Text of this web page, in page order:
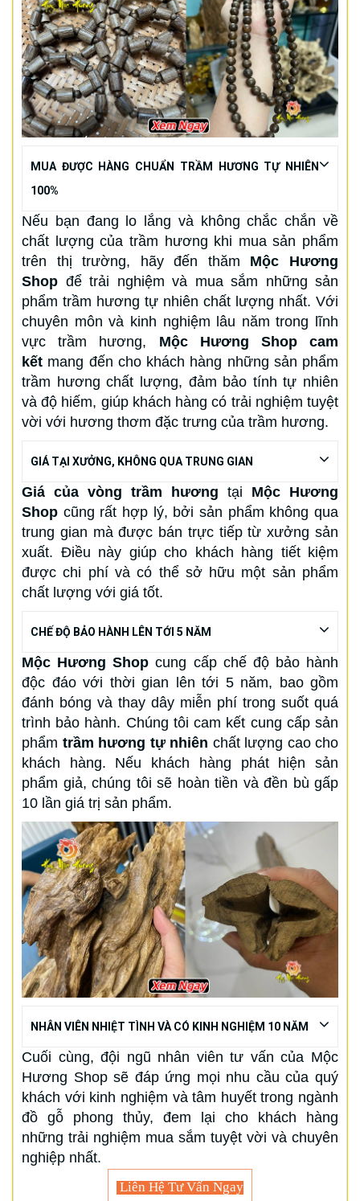
MUA ĐƯỢC HÀNG CHUẨN TRẦM HƯƠNG TỰ NHIÊN
100%
Nếu bạn đang lo lắng và không chắc chắn về
chất lượng của trầm hương khi mua sản phẩm
trên thị trường, hãy đến thăm Mộc Hương
Shop để trải nghiệm và mua sắm những sản
phẩm trầm hương tự nhiên chất lượng nhất. Với
chuyên môn và kinh nghiệm lâu năm trong lĩnh
vực trầm hương, Mộc Hương Shop cam
kết mang đến cho khách hàng những sản phẩm
trầm hương chất lượng, đảm bảo tính tự nhiên
và độ hiếm, giúp khách hàng có trải nghiệm tuyệt
vời với hương thơm đặc trưng của trầm hương.
GIÁ TẠI XƯỞNG, KHÔNG QUA TRUNG GIAN
Giá của vòng trầm hương tại Mộc Hương
Shop cũng rất hợp lý, bởi sản phẩm không qua
trung gian mà được bán trực tiếp từ xưởng sản
xuất. Điều này giúp cho khách hàng tiết kiệm
được chi phí và có thể sở hữu một sản phẩm
chất lượng với giá tốt.
CHẾ ĐỘ BẢO HÀNH LÊN TỚI 5 NĂM
Mộc Hương Shopcung cấp chế độ bảo hành
độc đáo với thời gian lên tới 5 năm, bao gồm
đánh bóng và thay dây miễn phí trong suốt quá
trình bảo hành. Chúng tôi cam kết cung cấp sản
phẩm trầm hương tự nhiên chất lượng cao cho
khách hàng. Nếu khách hàng phát hiện sản
phẩm giả, chúng tôi sẽ hoàn tiền và đền bù gấp
10 lần giá trị sản phẩm.
NHÂN VIÊN NHIỆT TÌNH VÀ CÓ KINH NGHIỆM 10 NĂM
Cuối cùng, đội ngũ nhân viên tư vấn của Mộc
Hương Shop sẽ đáp ứng mọi nhu cầu của quý
khách với kinh nghiệm và tâm huyết trong ngành
đồ gỗ phong thủy, đem lại cho khách hàng
những trải nghiệm mua sắm tuyệt vời và chuyên
nghiệp nhất.
Liên Hệ Tư Vấn Ngay